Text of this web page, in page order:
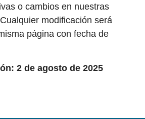
o cambios en nuestras
modificación será
página con fecha de
2 de agosto de 2025